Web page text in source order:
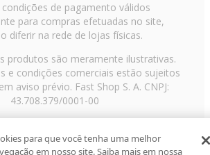
condições de pagamento válidos
para compras efetuadas no site,
diferir na rede de lojas físicas.
produtos são meramente ilustrativas.
e condições comerciais estão sujeitos
aviso prévio. Fast Shop S. A. CNPJ:
43.708.379/0001-00
02029-001, Telefone: 11 3003-3728 ©
- Todos os direitos reservadosRF
para que você tenha uma melhor
em nosso site. Saiba mais em nossa